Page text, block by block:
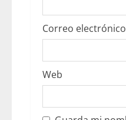
Correo electrónico
Web